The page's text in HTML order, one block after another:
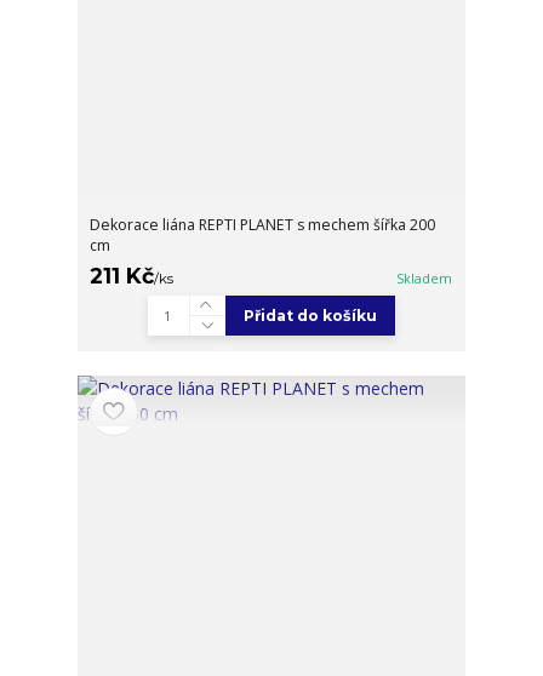
Dekorace liána REPTI PLANET s mechem šířka 200
cm
211 Kč/ks Skladem
Přidat do košíku